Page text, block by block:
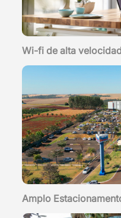
Wi-fi de alta
Amplo